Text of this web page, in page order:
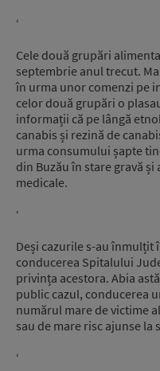
‘
Cele două grupări
septembrie anul trecut.
în urma unor comenzi pe
celor două grupări o
informații că pe lângă
canabis și rezină de
urma consumului șapte
din Buzău în stare gravă
medicale.
‘
Deși cazurile s-au
conducerea Spitalului
privința acestora. Abia
public cazul, conducerea
numărul mare de victime
sau de mare risc ajunse
‘